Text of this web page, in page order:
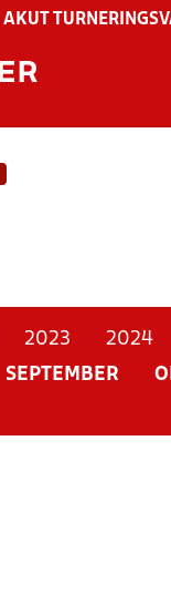
AKUT
2023 2024
SEPTEMBER